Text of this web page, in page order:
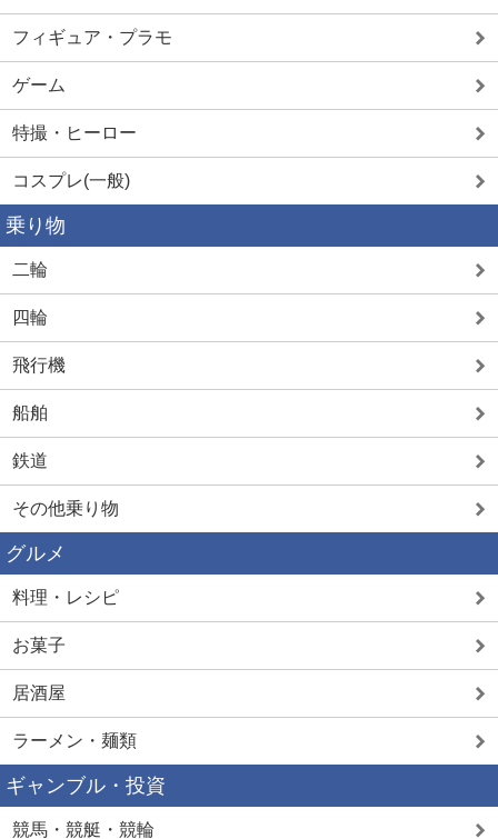
フィギュア・プラモ
ゲーム
特撮・ヒーロー
コスプレ(一般)
乗り物
二輪
四輪
飛行機
船舶
鉄道
その他乗り物
グルメ
料理・レシピ
お菓子
居酒屋
ラーメン・麺類
ギャンブル・投資
競馬・競艇・競輪